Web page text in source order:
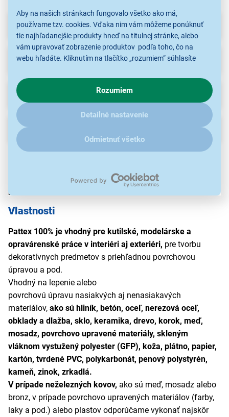
Aby na našich stránkach fungovalo všetko ako má,
používame tzv. cookies. Vďaka nim vám môžeme ponúknuť
tie najhľadanejšie produkty hneď na titulnej stránke, alebo
vám upravovať zobrazenie produktov podľa toho, čo na
webu hľadáte. Kliknutím na tlačítko „rozumiem“ súhlasíte
o chovaní na webe pre zobrazovaní cielených reklám.
V prípade že vás zaujímajú detaily, ako u nás s cookies a
ďalšími údaji pracujeme, kliknitesem.
Rozumiem
Detailné nastavenie
Odmietnuť všetko
100% GEL 8G PATTEX
Vďaka svojej gélovej konzistencii nesteká a nekvapká,
preto je vhodné aj na aplikáciu na zvislé povrchy.
Vlastnosti
Pattex 100% je vhodný pre kutilské, modelárske a
opravárenské práce v interiéri aj exteriéri, pre tvorbu
dekoratívnych predmetov s priehľadnou povrchovou
úpravou a pod.
Vhodný na lepenie alebo
povrchovú úpravu nasiakvých aj nenasiakavých
materiálov, ako sú hliník, betón, oceľ, nerezová oceľ,
obklady a dlažba, sklo, keramika, drevo, korok, meď,
mosadz, povrchovo upravené materiály, skleným
vláknom vystužený polyester (GFP), koža, plátno, papier,
kartón, tvrdené PVC, polykarbonát, penový polystyrén,
kameň, zinok, zrkadlá.
V prípade neželezných kovov, ako sú meď, mosadz alebo
bronz, v prípade povrchovo upravených materiálov (farby,
laky a pod.) alebo plastov odporúčame vykonať najskôr
Parametre
Recenzie(1)
Na stiahnutie